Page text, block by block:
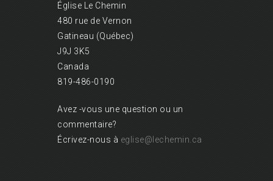
Église Le Chemin
480 rue de Vernon
Gatineau (Québec)
J9J 3K5
Canada
819-486-0190
Avez -vous une question ou un
commentaire?
Écrivez-nous à eglise@lechemin.ca